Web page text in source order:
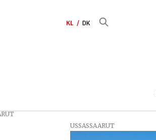
KL DK
USSASSAARUT